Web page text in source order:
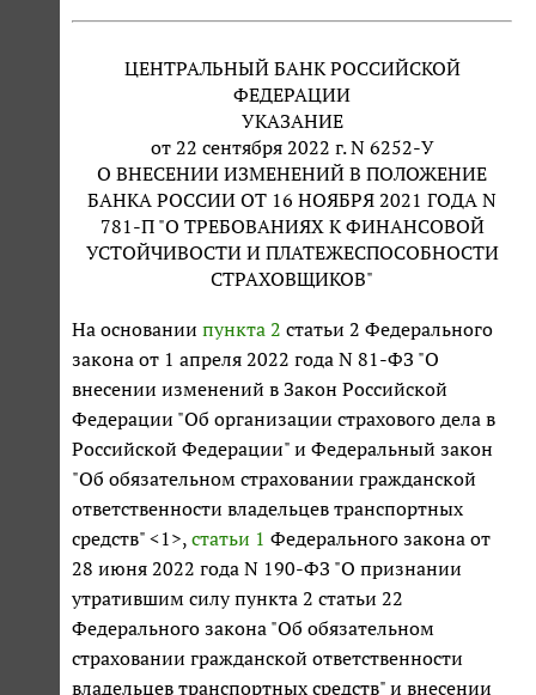
ЦЕНТРАЛЬНЫЙ БАНК РОССИЙСКОЙ
ФЕДЕРАЦИИ
УКАЗАНИЕ
от 22 сентября 2022 г. N 6252-У
О ВНЕСЕНИИ ИЗМЕНЕНИЙ В ПОЛОЖЕНИЕ
БАНКА РОССИИ ОТ 16 НОЯБРЯ 2021 ГОДА N
781-П "О ТРЕБОВАНИЯХ К ФИНАНСОВОЙ
УСТОЙЧИВОСТИ И ПЛАТЕЖЕСПОСОБНОСТИ
СТРАХОВЩИКОВ"
На основании пункта 2 статьи 2 Федерального
закона от 1 апреля 2022 года N 81-ФЗ "О
внесении изменений в Закон Российской
Федерации "Об организации страхового дела в
Российской Федерации" и Федеральный закон
"Об обязательном страховании гражданской
ответственности владельцев транспортных
средств" <1>, статьи 1 Федерального закона от
28 июня 2022 года N 190-ФЗ "О признании
утратившим силу пункта 2 статьи 22
Федерального закона "Об обязательном
страховании гражданской ответственности
владельцев транспортных средств" и внесении